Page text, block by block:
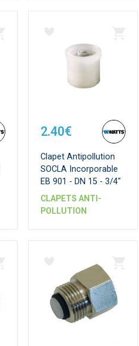
2.40€
Clapet Antipollution
SOCLA Incorporable
EB 901 - DN 15 - 3/4"
CLAPETS ANTI-
POLLUTION